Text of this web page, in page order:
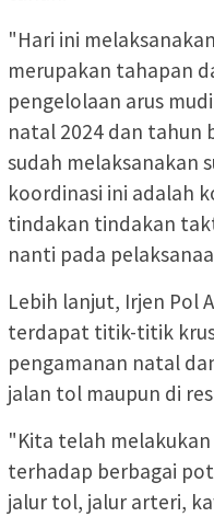
"Hari ini
merupakan tahapan
pengelolaan arus
natal 2024 dan tahun
sudah melaksanakan
koordinasi ini adalah
tindakan tindakan
nanti pada
Lebih lanjut, Irjen Pol
terdapat titik-titik
pengamanan natal
jalan tol maupun di
"Kita telah
terhadap berbagai
jalur tol, jalur arteri,